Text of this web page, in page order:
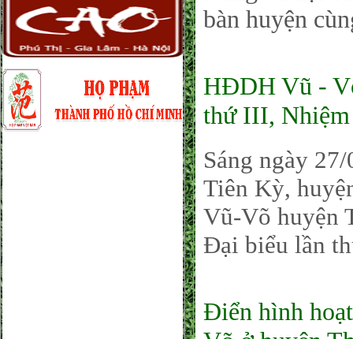
bàn huyện
HĐDH Vũ -
thứ III,
Sáng ngày
Tiên Kỳ,
Vũ-Võ huyện
Đại biểu lần
Điển hình